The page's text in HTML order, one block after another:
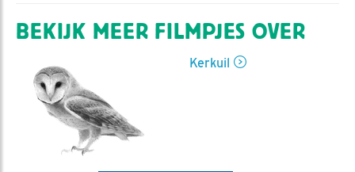
BEKIJK MEER FILMPJES OVER
Kerkuil